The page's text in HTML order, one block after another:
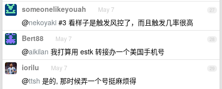
27
someonelikeyouah May 7
@nekoyaki #3 看样子是触发风控了，而且触发几率很高
28
Bert88 May 7
@aikilan 我打算用 estk 转接办一个美国手机号
29
iorilu May 7
@ttsh 是的, 那时候弄一个号挺麻烦得